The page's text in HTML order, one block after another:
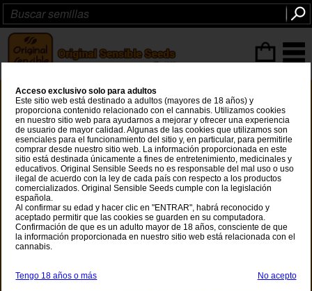
Semillas Medicinal
Semillas de cannabis medicinal
Las semillas de cannabis medicinal son cada vez más
populares entre cultivadores y consumidores que buscan
un alivio natural y tradicional. Aunque las variedades
ricas en CBD han ganado gran reconocimiento en los
últimos años, muchos consideran que el extracto
completo de la planta – combinando altos niveles de
THC y CBD – ofrece beneficios terapéuticos más
amplios que el CBD solo.
En Original Sensible Seeds hemos seleccionado
Acceso exclusivo solo para adultos
Este sitio web está destinado a adultos (mayores de 18 años) y
proporciona contenido relacionado con el cannabis. Utilizamos cookies
en nuestro sitio web para ayudarnos a mejorar y ofrecer una experiencia
de usuario de mayor calidad. Algunas de las cookies que utilizamos son
esenciales para el funcionamiento del sitio y, en particular, para permitirle
comprar desde nuestro sitio web. La información proporcionada en este
sitio está destinada únicamente a fines de entretenimiento, medicinales y
educativos. Original Sensible Seeds no es responsable del mal uso o uso
ilegal de acuerdo con la ley de cada país con respecto a los productos
comercializados. Original Sensible Seeds cumple con la legislación
española.
Al confirmar su edad y hacer clic en "ENTRAR", habrá reconocido y
aceptado permitir que las cookies se guarden en su computadora.
Confirmación de que es un adulto mayor de 18 años, consciente de que
la información proporcionada en nuestro sitio web está relacionada con el
cannabis.
Tengo 18 años o más No acepto